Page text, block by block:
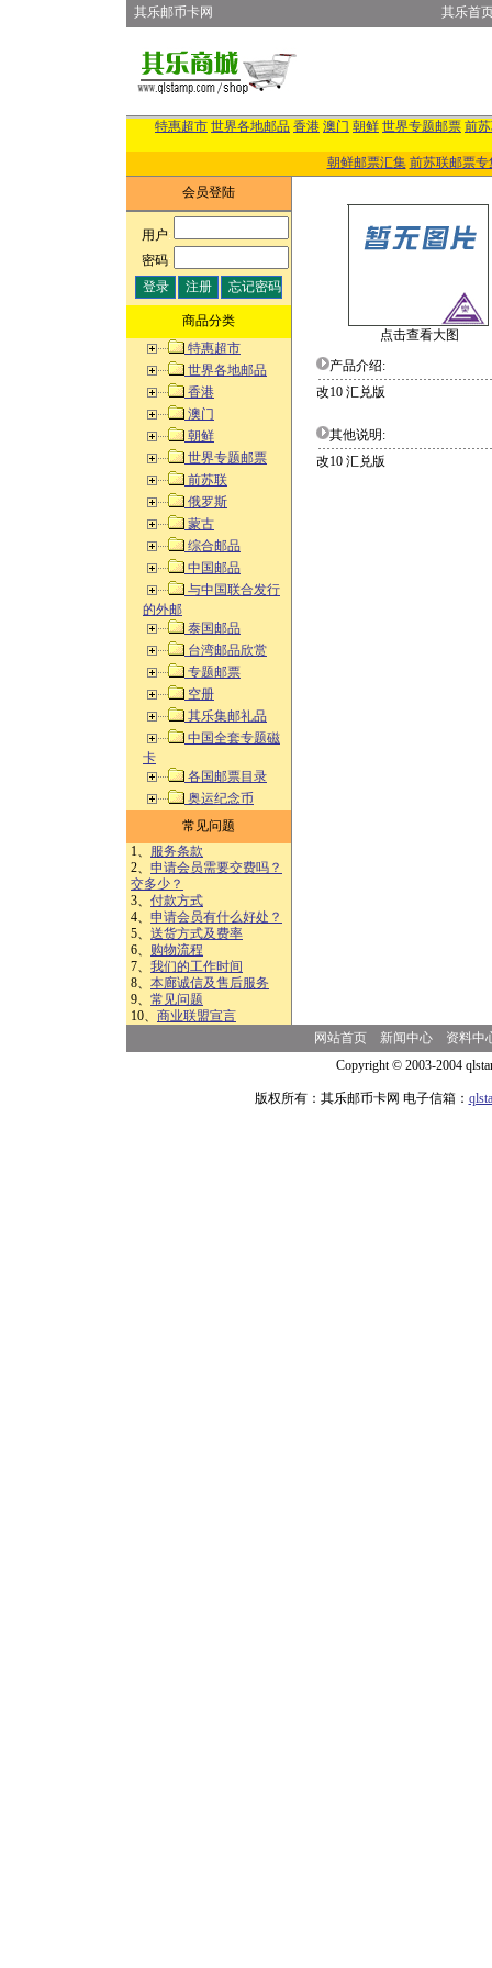
其乐邮币卡网 其乐首
特惠超市 世界各地邮品 香港 澳门 朝鲜 世界专题邮票 前
朝鲜邮票汇集 前苏联邮票专
会员登陆
用户:
密码:
商品分类
特惠超市
世界各地邮品
香港
澳门
朝鲜
世界专题邮票
前苏联
俄罗斯
蒙古
综合邮品
中国邮品
与中国联合发行
的外邮
泰国邮品
台湾邮品欣赏
专题邮票
空册
其乐集邮礼品
中国全套专题磁
卡
各国邮票目录
奥运纪念币
常见问题
1、 服务条款
2、 申请会员需要交费吗？
交多少？
3、 付款方式
4、 申请会员有什么好处？
5、 送货方式及费率
6、 购物流程
7、 我们的工作时间
8、 本廊诚信及售后服务
9、 常见问题
10、 商业联盟宣言
点击查看大图
产品介绍:
改10 汇兑版
其他说明:
改10 汇兑版
网站首页 新闻中心
资料中
Copyright © 2003-2004
版权所有：其乐邮币卡网 电子信箱：